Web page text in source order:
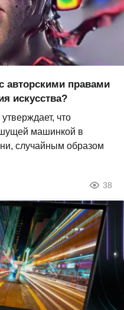
авторскими правами
искусства?
что
машинкой в
случайным образом
38